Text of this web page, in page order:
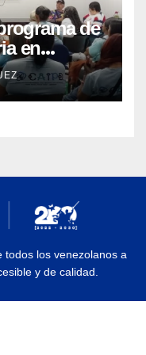
de
en
todos los venezolanos a
y de calidad.